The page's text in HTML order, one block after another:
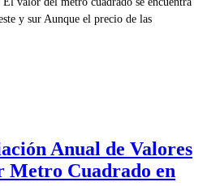
y sur Aunque el precio de las
Anual de Valores
Metro Cuadrado en